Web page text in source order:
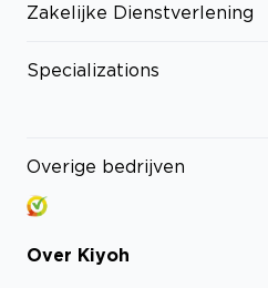
Zakelijke Dienstverlening
Specializations
Overige bedrijven
Over Kiyoh